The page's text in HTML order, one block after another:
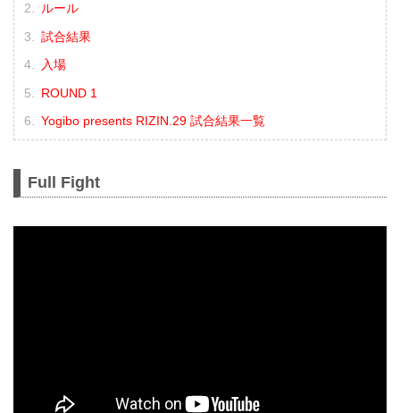
ルール
試合結果
入場
ROUND 1
Yogibo presents RIZIN.29 試合結果一覧
Full Fight